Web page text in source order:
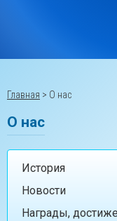
Главная > О нас
О нас
История
Новости
Награды,